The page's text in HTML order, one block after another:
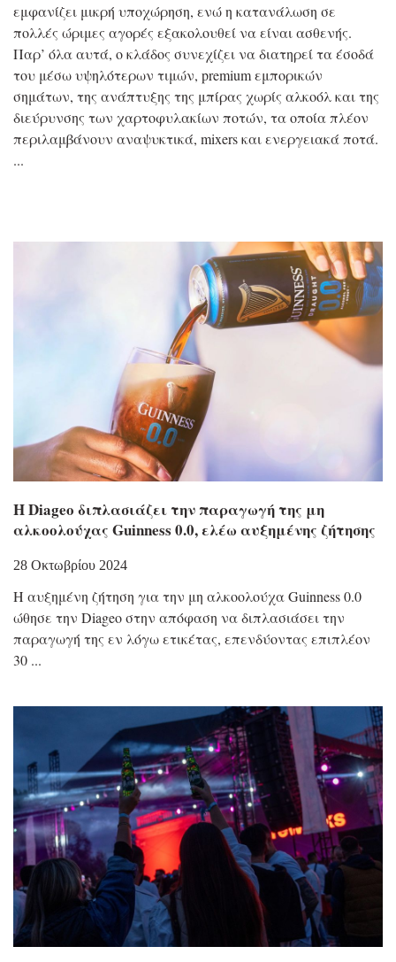
εμφανίζει μικρή υποχώρηση, ενώ η κατανάλωση σε
πολλές ώριμες αγορές εξακολουθεί να είναι ασθενής.
Παρ’ όλα αυτά, ο κλάδος συνεχίζει να διατηρεί τα έσοδά
του μέσω υψηλότερων τιμών, premium εμπορικών
σημάτων, της ανάπτυξης της μπίρας χωρίς αλκοόλ και της
διεύρυνσης των χαρτοφυλακίων ποτών, τα οποία πλέον
περιλαμβάνουν αναψυκτικά, mixers και ενεργειακά ποτά.
Η Diageo διπλασιάζει την παραγωγή της μη
αλκοολούχας Guinness 0.0, ελέω αυξημένης ζήτησης
28 Οκτωβρίου 2024
Η αυξημένη ζήτηση για την μη αλκοολούχα Guinness 0.0
ώθησε την Diageo στην απόφαση να διπλασιάσει την
παραγωγή της εν λόγω ετικέτας, επενδύοντας επιπλέον
30